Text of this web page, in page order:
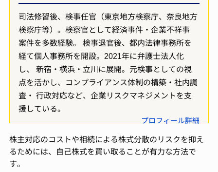
司法修習後、検事任官（東京地方検察庁、奈良地方
検察庁等）。検察官として経済事件・企業不祥事
案件を多数経験。 検事退官後、都内法律事務所を
経て個人事務所を開設。2021年に弁護士法人化
し、 新宿・横浜・立川に展開。元検事としての視
点を活かし、コンプライアンス体制の構築・社内調
査・ 行政対応など、企業リスクマネジメントを支
援している。
プロフィール詳細
株主対応のコストや相続による株式分散のリスクを抑え
るためには、自己株式を買い取ることが有力な方法で
す。